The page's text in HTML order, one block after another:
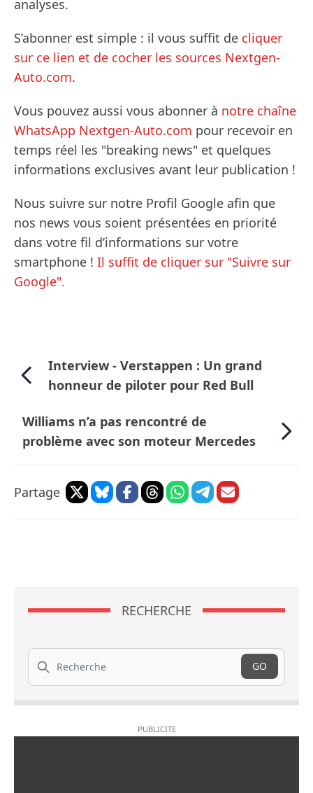
analyses.
S’abonner est simple : il vous suffit de cliquer
sur ce lien et de cocher les sources Nextgen-
Auto.com.
Vous pouvez aussi vous abonner à notre chaîne
WhatsApp Nextgen-Auto.com pour recevoir en
temps réel les "breaking news" et quelques
informations exclusives avant leur publication !
Nous suivre sur notre Profil Google afin que
nos news vous soient présentées en priorité
dans votre fil d’informations sur votre
smartphone ! Il suffit de cliquer sur "Suivre sur
Google".
Interview - Verstappen : Un grand
honneur de piloter pour Red Bull
Williams n’a pas rencontré de
problème avec son moteur Mercedes
Partage
RECHERCHE
Recherche
GO